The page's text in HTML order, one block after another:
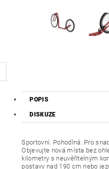
POPIS
DISKUZE
Sportovní. Pohodlná. Pro
Objevujte nová místa bez
kilometry s neuvěřitelným
postavy nad 190 cm nebo